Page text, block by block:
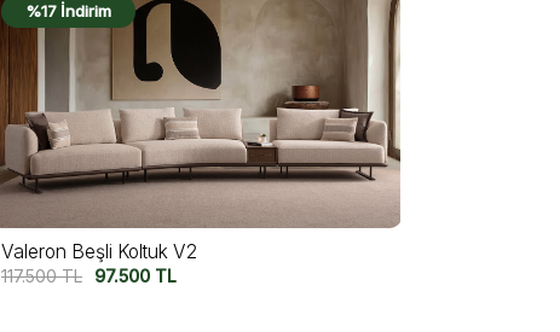
%17 İndirim
Valeron Beşli Koltuk V2
117.500TL 97.500 TL